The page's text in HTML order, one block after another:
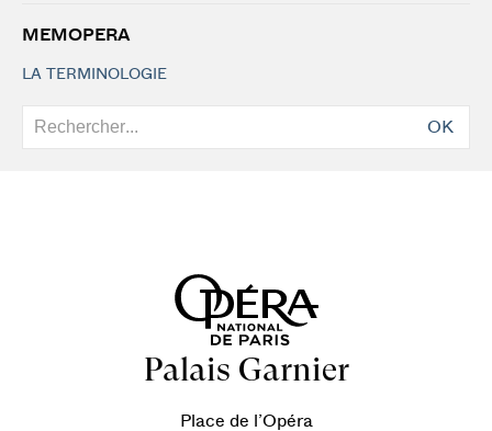
MEMOPERA
LA TERMINOLOGIE
OK
Palais Garnier
Place de l’Opéra